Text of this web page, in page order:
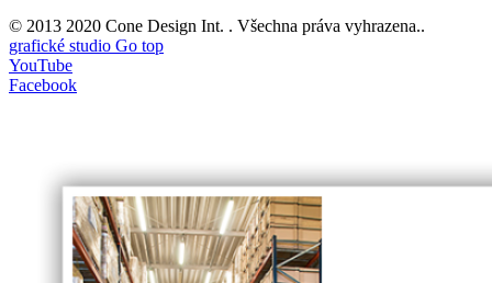
© 2013 2020 Cone Design Int. . Všechna práva vyhrazena..
grafické studio Go top
YouTube
Facebook